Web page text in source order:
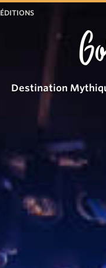
ÉDITIONS
Destination